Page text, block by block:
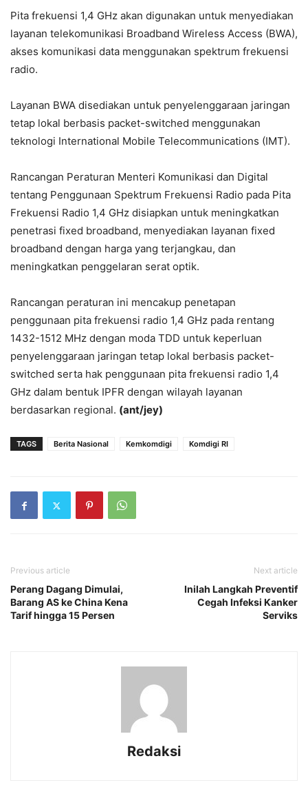
Pita frekuensi 1,4 GHz akan digunakan untuk menyediakan
layanan telekomunikasi Broadband Wireless Access (BWA),
akses komunikasi data menggunakan spektrum frekuensi
radio.
Layanan BWA disediakan untuk penyelenggaraan jaringan
tetap lokal berbasis packet-switched menggunakan
teknologi International Mobile Telecommunications (IMT).
Rancangan Peraturan Menteri Komunikasi dan Digital
tentang Penggunaan Spektrum Frekuensi Radio pada Pita
Frekuensi Radio 1,4 GHz disiapkan untuk meningkatkan
penetrasi fixed broadband, menyediakan layanan fixed
broadband dengan harga yang terjangkau, dan
meningkatkan penggelaran serat optik.
Rancangan peraturan ini mencakup penetapan
penggunaan pita frekuensi radio 1,4 GHz pada rentang
1432-1512 MHz dengan moda TDD untuk keperluan
penyelenggaraan jaringan tetap lokal berbasis packet-
switched serta hak penggunaan pita frekuensi radio 1,4
GHz dalam bentuk IPFR dengan wilayah layanan
berdasarkan regional. (ant/jey)
TAGS Berita Nasional Kemkomdigi Komdigi RI
Previous article
Perang Dagang Dimulai,
Barang AS ke China Kena
Tarif hingga 15 Persen
Next article
Inilah Langkah Preventif
Cegah Infeksi Kanker
Serviks
Redaksi